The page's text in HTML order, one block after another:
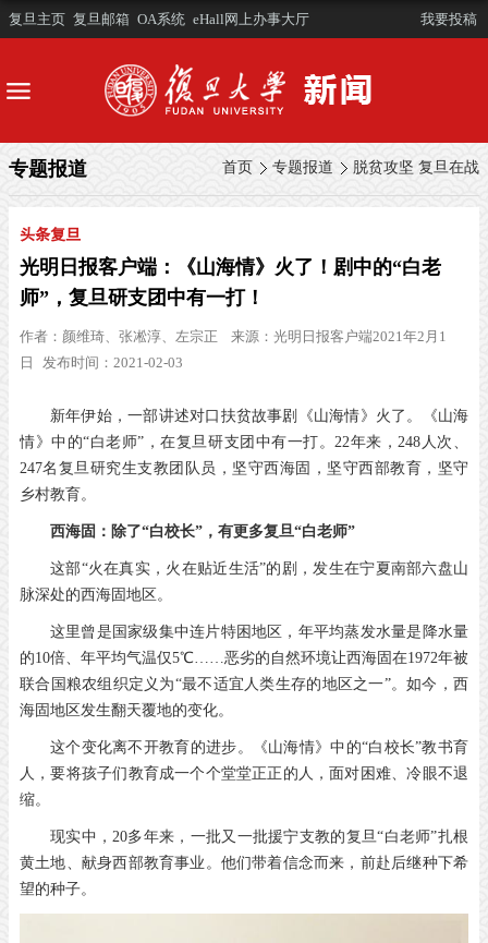
复旦主页 复旦邮箱 OA系统 eHall网上办事大厅 我要投稿
首页 专题报道 脱贫攻坚 复旦在战
专题报道
头条复旦
光明日报客户端：《山海情》火了！剧中的“白老
师”，复旦研支团中有一打！
作者： 颜维琦、张凇淳、左宗正 来源： 光明日报客户端2021年2月1
日
发布时间：2021-02-03
新年伊始，一部讲述对口扶贫故事剧《山海情》火了。《山海
情》中的“白老师”，在复旦研支团中有一打。22年来，248人次、
247名复旦研究生支教团队员，坚守西海固，坚守西部教育，坚守
乡村教育。
西海固：除了“白校长”，有更多复旦“白老师”
这部“火在真实，火在贴近生活”的剧，发生在宁夏南部六盘山
脉深处的西海固地区。
这里曾是国家级集中连片特困地区，年平均蒸发水量是降水量
的10倍、年平均气温仅5℃……恶劣的自然环境让西海固在1972年被
联合国粮农组织定义为“最不适宜人类生存的地区之一”。如今，西
海固地区发生翻天覆地的变化。
这个变化离不开教育的进步。《山海情》中的“白校长”教书育
人，要将孩子们教育成一个个堂堂正正的人，面对困难、冷眼不退
缩。
现实中，20多年来，一批又一批援宁支教的复旦“白老师”扎根
黄土地、献身西部教育事业。他们带着信念而来，前赴后继种下希
望的种子。